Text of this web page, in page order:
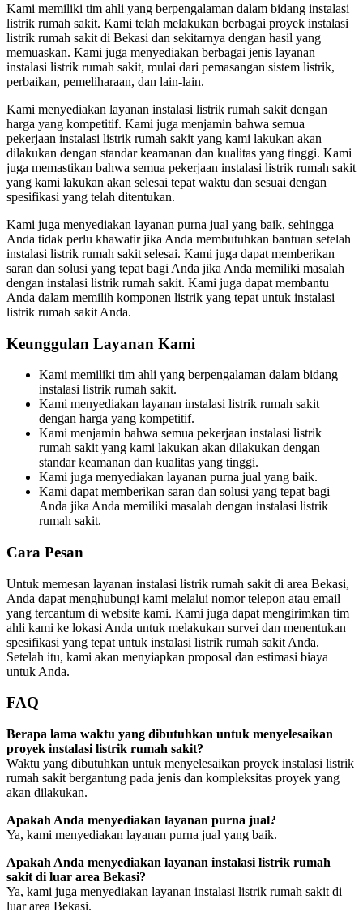
Kami memiliki tim ahli yang berpengalaman dalam bidang instalasi
listrik rumah sakit. Kami telah melakukan berbagai proyek instalasi
listrik rumah sakit di Bekasi dan sekitarnya dengan hasil yang
memuaskan. Kami juga menyediakan berbagai jenis layanan
instalasi listrik rumah sakit, mulai dari pemasangan sistem listrik,
perbaikan, pemeliharaan, dan lain-lain.
Kami menyediakan layanan instalasi listrik rumah sakit dengan
harga yang kompetitif. Kami juga menjamin bahwa semua
pekerjaan instalasi listrik rumah sakit yang kami lakukan akan
dilakukan dengan standar keamanan dan kualitas yang tinggi. Kami
juga memastikan bahwa semua pekerjaan instalasi listrik rumah sakit
yang kami lakukan akan selesai tepat waktu dan sesuai dengan
spesifikasi yang telah ditentukan.
Kami juga menyediakan layanan purna jual yang baik, sehingga
Anda tidak perlu khawatir jika Anda membutuhkan bantuan setelah
instalasi listrik rumah sakit selesai. Kami juga dapat memberikan
saran dan solusi yang tepat bagi Anda jika Anda memiliki masalah
dengan instalasi listrik rumah sakit. Kami juga dapat membantu
Anda dalam memilih komponen listrik yang tepat untuk instalasi
listrik rumah sakit Anda.
Keunggulan Layanan Kami
Kami memiliki tim ahli yang berpengalaman dalam bidang
instalasi listrik rumah sakit.
Kami menyediakan layanan instalasi listrik rumah sakit
dengan harga yang kompetitif.
Kami menjamin bahwa semua pekerjaan instalasi listrik
rumah sakit yang kami lakukan akan dilakukan dengan
standar keamanan dan kualitas yang tinggi.
Kami juga menyediakan layanan purna jual yang baik.
Kami dapat memberikan saran dan solusi yang tepat bagi
Anda jika Anda memiliki masalah dengan instalasi listrik
rumah sakit.
Cara Pesan
Untuk memesan layanan instalasi listrik rumah sakit di area Bekasi,
Anda dapat menghubungi kami melalui nomor telepon atau email
yang tercantum di website kami. Kami juga dapat mengirimkan tim
ahli kami ke lokasi Anda untuk melakukan survei dan menentukan
spesifikasi yang tepat untuk instalasi listrik rumah sakit Anda.
Setelah itu, kami akan menyiapkan proposal dan estimasi biaya
untuk Anda.
FAQ
Berapa lama waktu yang dibutuhkan untuk menyelesaikan
proyek instalasi listrik rumah sakit?
Waktu yang dibutuhkan untuk menyelesaikan proyek instalasi listrik
rumah sakit bergantung pada jenis dan kompleksitas proyek yang
akan dilakukan.
Apakah Anda menyediakan layanan purna jual?
Ya, kami menyediakan layanan purna jual yang baik.
Apakah Anda menyediakan layanan instalasi listrik rumah
sakit di luar area Bekasi?
Ya, kami juga menyediakan layanan instalasi listrik rumah sakit di
luar area Bekasi.